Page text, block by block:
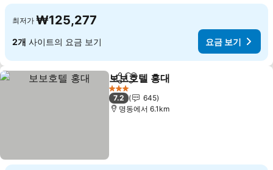
최저가 ₩125,277
2개 사이트의 요금 보기 요금 보기
공유 즐겨찾기에 추가
보보호텔 홍대
3 성급
7.2
645
명동에서 6.1km